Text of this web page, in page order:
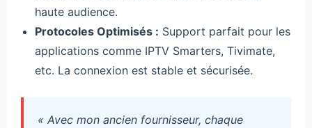
haute audience.
Protocoles Optimisés : Support parfait pour les
applications comme IPTV Smarters, Tivimate,
etc. La connexion est stable et sécurisée.
« Avec mon ancien fournisseur, chaque